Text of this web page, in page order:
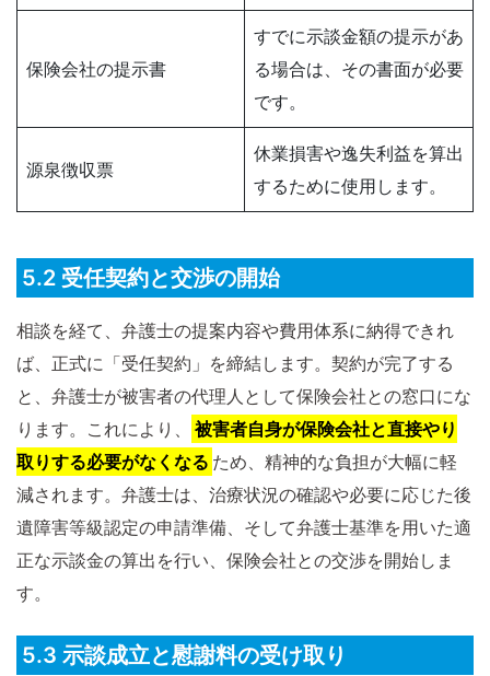
保険会社の提示書
すでに示談金額の提示があ
る場合は、その書面が必要
です。
源泉徴収票
休業損害や逸失利益を算出
するために使用します。
5.2 受任契約と交渉の開始
相談を経て、弁護士の提案内容や費用体系に納得できれ
ば、正式に「受任契約」を締結します。契約が完了する
と、弁護士が被害者の代理人として保険会社との窓口にな
ります。これにより、
被害者自身が保険会社と直接やり
取りする必要がなくなる ため、精神的な負担が大幅に軽
減されます。弁護士は、治療状況の確認や必要に応じた後
遺障害等級認定の申請準備、そして弁護士基準を用いた適
正な示談金の算出を行い、保険会社との交渉を開始しま
す。
5.3 示談成立と慰謝料の受け取り